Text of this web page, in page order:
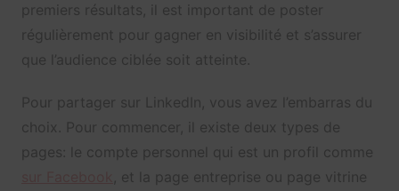
premiers résultats, il est important de poster
régulièrement pour gagner en visibilité et s’assurer
que l’audience ciblée soit atteinte.
Pour partager sur LinkedIn, vous avez l’embarras du
choix. Pour commencer, il existe deux types de
pages: le compte personnel qui est un profil comme
, et la page entreprise ou page vitrine